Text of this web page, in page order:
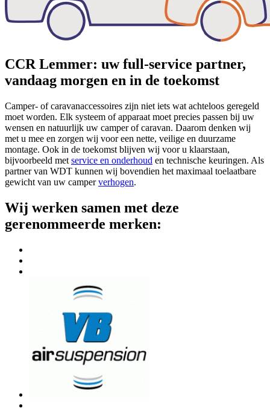
CCR Lemmer: uw full-service partner,
vandaag morgen en in de toekomst
Camper- of caravanaccessoires zijn niet iets wat achteloos geregeld
moet worden. Elk systeem of apparaat moet precies passen bij uw
wensen en natuurlijk uw camper of caravan. Daarom denken wij
met u mee en zorgen wij voor een nette, veilige en duurzame
montage. Ook in de toekomst blijven wij voor u klaarstaan,
bijvoorbeeld met service en onderhoud en technische keuringen. Als
partner van WDT kunnen wij bovendien het maximaal toelaatbare
gewicht van uw camperverhogen.
Wij werken samen met deze
gerenommeerde merken: